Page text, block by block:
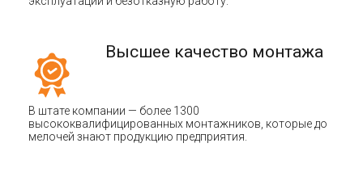
Высшее качество монтажа
В штате компании — более 1300
высококвалифицированных монтажников, которые до
мелочей знают продукцию предприятия.